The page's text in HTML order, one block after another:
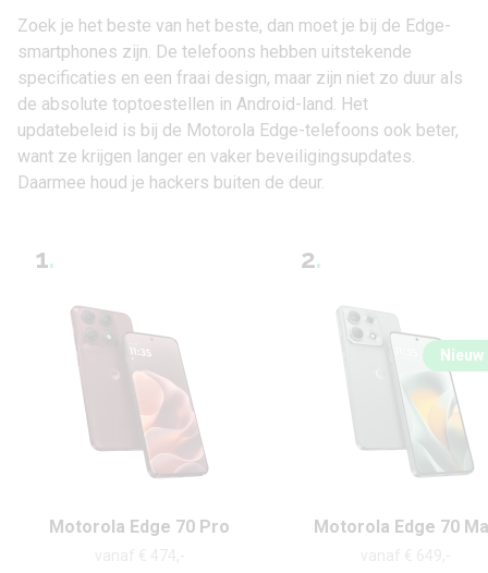
Zoek je het beste van het beste, dan moet je bij de Edge-
smartphones zijn. De telefoons hebben uitstekende
specificaties en een fraai design, maar zijn niet zo duur als
de absolute toptoestellen in Android-land. Het
updatebeleid is bij de Motorola Edge-telefoons ook beter,
want ze krijgen langer en vaker beveiligingsupdates.
Daarmee houd je hackers buiten de deur.
1.
Motorola Edge 70 Pro
2.
Motorola Edge 70
Nieuw